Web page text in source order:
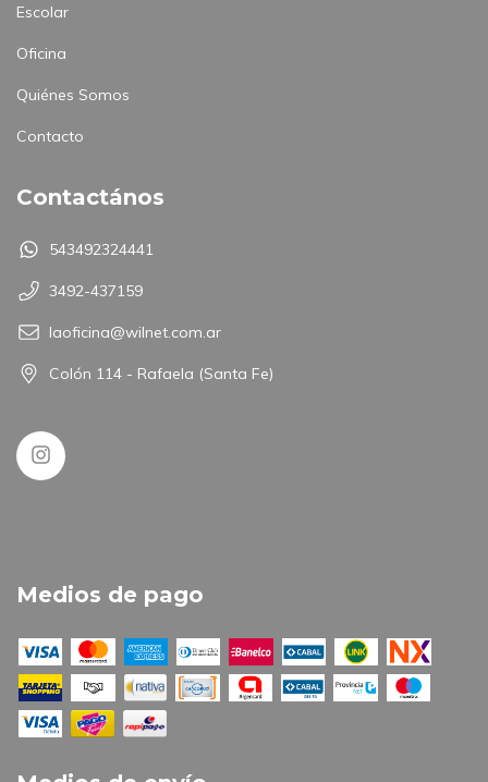
Escolar
Oficina
Quiénes Somos
Contacto
Contactános
543492324441
3492-437159
laoficina@wilnet.com.ar
Colón 114 - Rafaela (Santa Fe)
Medios de pago